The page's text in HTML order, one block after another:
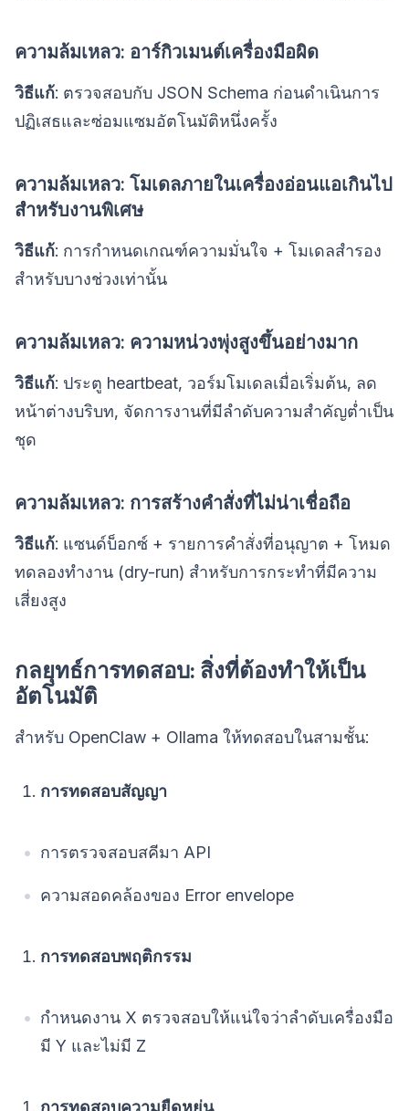
ความล้มเหลว: อาร์กิวเมนต์เครื่องมือผิด
วิธีแก้: ตรวจสอบกับ JSON Schema ก่อนดำเนินการ
ปฏิเสธและซ่อมแซมอัตโนมัติหนึ่งครั้ง
ความล้มเหลว: โมเดลภายในเครื่องอ่อนแอเกินไป
สำหรับงานพิเศษ
วิธีแก้: การกำหนดเกณฑ์ความมั่นใจ + โมเดลสำรอง
สำหรับบางช่วงเท่านั้น
ความล้มเหลว: ความหน่วงพุ่งสูงขึ้นอย่างมาก
วิธีแก้: ประตู heartbeat, วอร์มโมเดลเมื่อเริ่มต้น, ลด
หน้าต่างบริบท, จัดการงานที่มีลำดับความสำคัญต่ำเป็น
ชุด
ความล้มเหลว: การสร้างคำสั่งที่ไม่น่าเชื่อถือ
วิธีแก้: แซนด์บ็อกซ์ + รายการคำสั่งที่อนุญาต + โหมด
ทดลองทำงาน (dry-run) สำหรับการกระทำที่มีความ
เสี่ยงสูง
กลยุทธ์การทดสอบ: สิ่งที่ต้องทำให้เป็น
อัตโนมัติ
สำหรับ OpenClaw + Ollama ให้ทดสอบในสามชั้น:
การทดสอบสัญญา
การตรวจสอบสคีมา API
ความสอดคล้องของ Error envelope
การทดสอบพฤติกรรม
กำหนดงาน X ตรวจสอบให้แน่ใจว่าลำดับเครื่องมือ
มี Y และไม่มี Z